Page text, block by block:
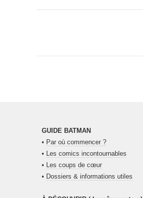
GUIDE BATMAN
• Par où commencer ?
•
Les comics incontournables
•
Les coups de cœur
• Dossiers & informations utiles